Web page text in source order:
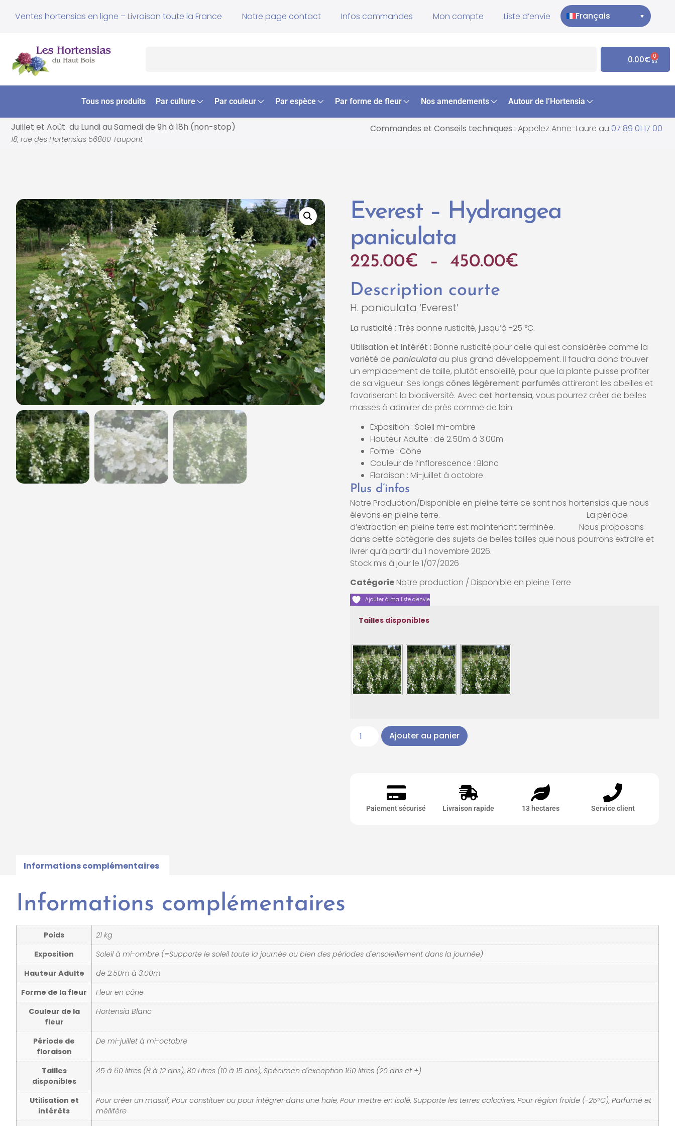
Ventes hortensias en ligne – Livraison toute la France Notre page contact Infos commandes Mon compte Liste d’envie Français ▼
0.00€ 0
Tous nos produits Par culture Par couleur Par espèce Par forme de fleur Nos amendements Autour de l’Hortensia
Juillet et Août du Lundi au Samedi de 9h à 18h (non-stop)
18, rue des Hortensias 56800 Taupont
Commandes et Conseils techniques : Appelez Anne-Laure au 07 89 01 17 00
Everest – Hydrangea
paniculata
225.00€ – 450.00€
Description courte
H. paniculata ‘Everest’
La rusticité : Très bonne rusticité, jusqu’à -25 °C.
Utilisation et intérêt : Bonne rusticité pour celle qui est considérée comme la
variété de paniculata au plus grand développement. Il faudra donc trouver
un emplacement de taille, plutôt ensoleillé, pour que la plante puisse profiter
de sa vigueur. Ses longs cônes légèrement parfumés attireront les abeilles et
favoriseront la biodiversité. Avec cet hortensia, vous pourrez créer de belles
masses à admirer de près comme de loin.
Exposition : Soleil mi-ombre
Hauteur Adulte : de 2.50m à 3.00m
Forme : Cône
Couleur de l’inflorescence : Blanc
Floraison : Mi-juillet à octobre
Plus d’infos
Notre Production/Disponible en pleine terre ce sont nos hortensias que nous
élevons en pleine terre. La période
d’extraction en pleine terre est maintenant terminée. Nous proposons
dans cette catégorie des sujets de belles tailles que nous pourrons extraire et
livrer qu’à partir du 1 novembre 2026.
Stock mis à jour le 1/07/2026
Catégorie Notre production / Disponible en pleine Terre
Ajouter à ma liste d'envie
Tailles disponibles
Ajouter au panier
Paiement sécurisé Livraison rapide 13 hectares Service client
Informations complémentaires
Informations complémentaires
Poids
21 kg
Exposition
Soleil à mi-ombre (=Supporte le soleil toute la journée ou bien des périodes d'ensoleillement dans la journée)
Hauteur Adulte
de 2.50m à 3.00m
Forme de la fleur
Fleur en cône
Couleur de la
fleur
Hortensia Blanc
Période de
floraison
De mi-juillet à mi-octobre
Tailles
disponibles
45 à 60 litres (8 à 12 ans), 80 Litres (10 à 15 ans), Spécimen d'exception 160 litres (20 ans et +)
Utilisation et
intérêts
Pour créer un massif, Pour constituer ou pour intégrer dans une haie, Pour mettre en isolé, Supporte les terres calcaires, Pour région froide (-25°C), Parfumé et
méllifère